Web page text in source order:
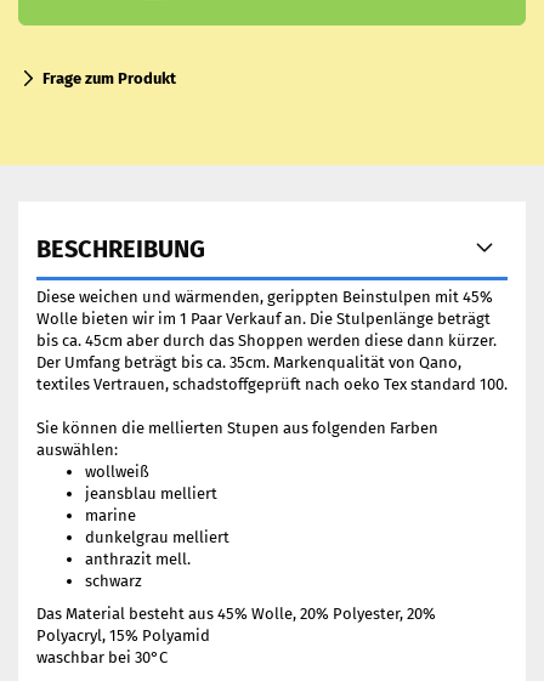
Frage zum Produkt
BESCHREIBUNG
Diese weichen und wärmenden, gerippten Beinstulpen mit 45%
Wolle bieten wir im 1 Paar Verkauf an. Die Stulpenlänge beträgt
bis ca. 45cm aber durch das Shoppen werden diese dann kürzer.
Der Umfang beträgt bis ca. 35cm. Markenqualität von Qano,
textiles Vertrauen, schadstoffgeprüft nach oeko Tex standard 100.
Sie können die mellierten Stupen aus folgenden Farben
auswählen:
wollweiß
jeansblau melliert
marine
dunkelgrau melliert
anthrazit mell.
schwarz
Das Material besteht aus 45% Wolle, 20% Polyester, 20%
Polyacryl, 15% Polyamid
waschbar bei 30°C